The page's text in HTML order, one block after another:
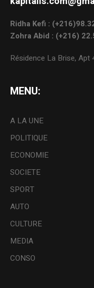
Ridha Kefi :
Zohra Abid : (+216)
Résidence La Brise, Apt
MENU:
A LA UNE
POLITIQUE
ECONOMIE
SOCIETE
SPORT
AUTO
CULTURE
MEDIA
CONSO